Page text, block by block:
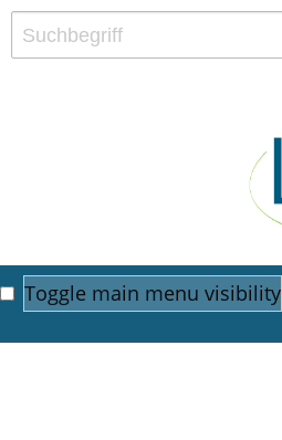
Toggle main menu visibility